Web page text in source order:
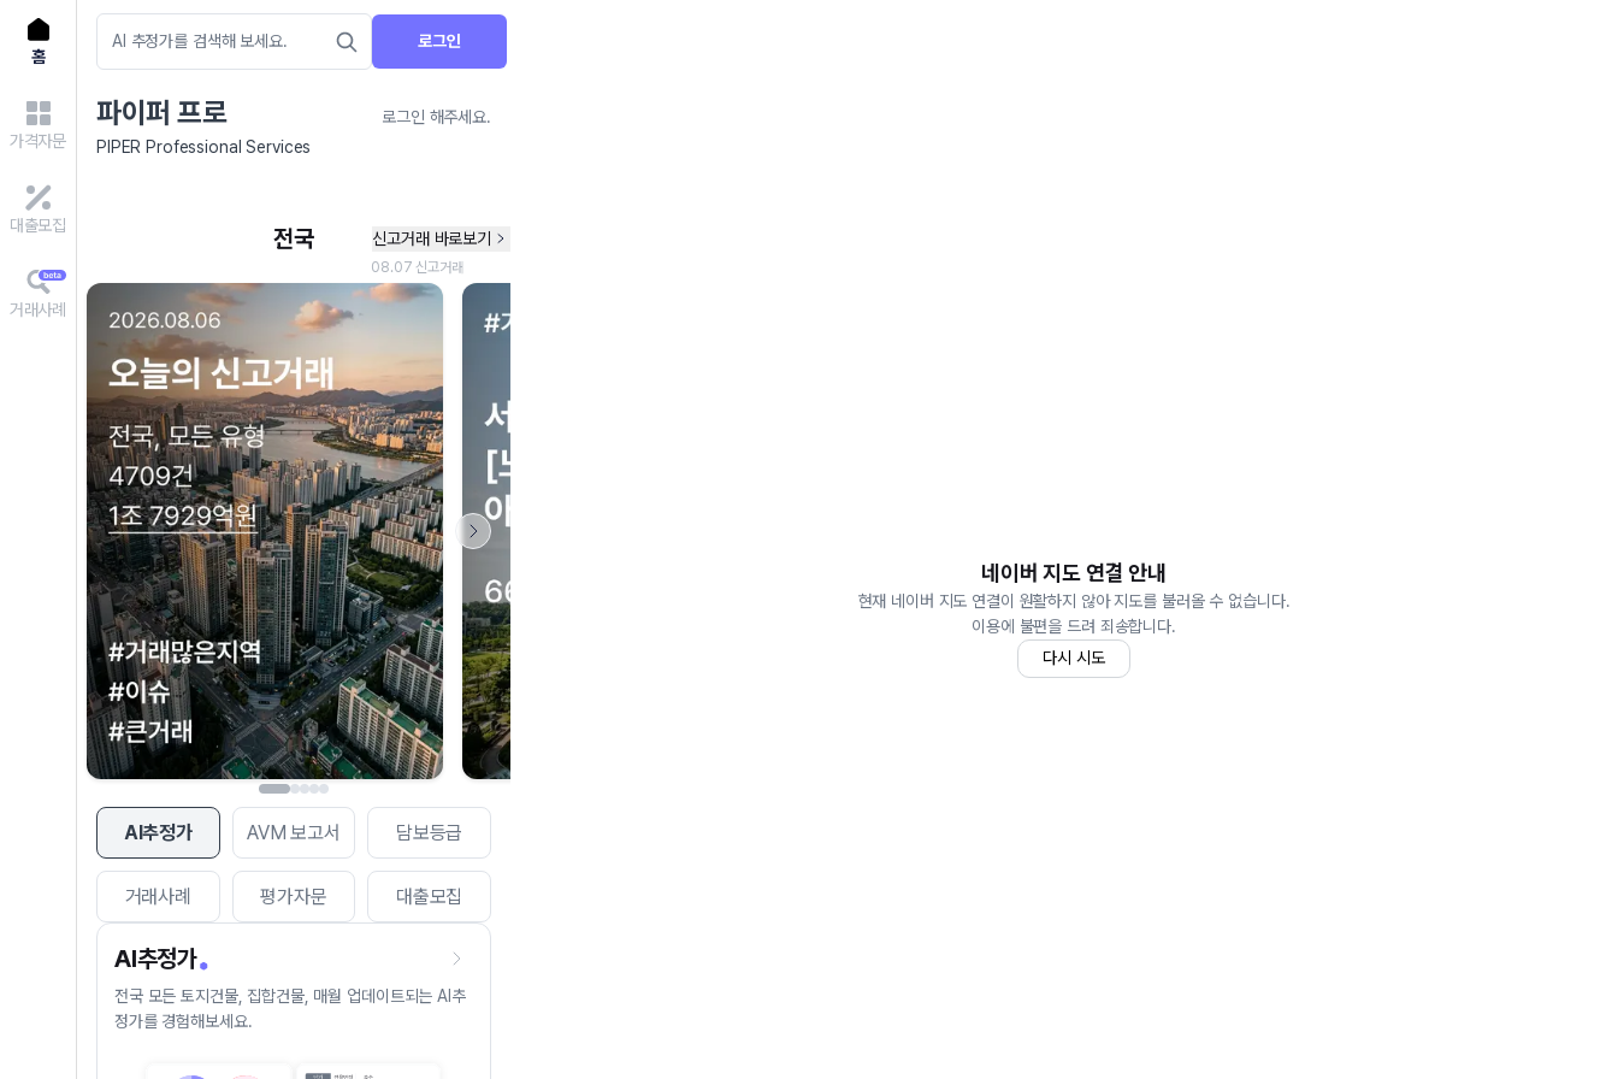
홈
가격자문
대출모집
거래사례
로그인
파이퍼 프로
로그인 해주세요.
PIPER Professional Services
AI추정가 AVM 보고서 담보등급
거래사례 평가자문 대출모집
AI추정가
전국 모든 토지건물, 집합건물, 매월 업데이트되는 AI추
정가를 경험해보세요.
네이버 지도 연결 안내
현재 네이버 지도 연결이 원활하지 않아 지도를 불러올 수 없습니다.
이용에 불편을 드려 죄송합니다.
다시 시도